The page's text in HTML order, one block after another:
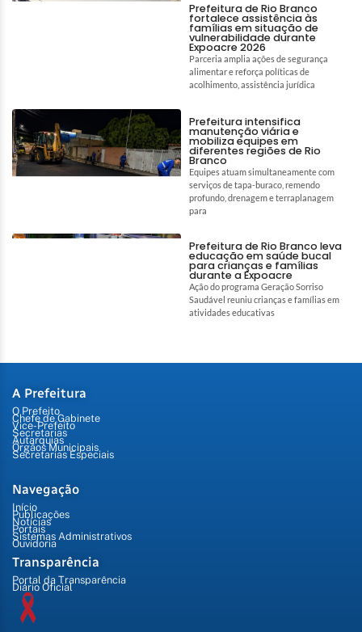
Prefeitura de Rio Branco
fortalece assistência às
famílias em situação de
vulnerabilidade durante
Expoacre 2026
Parceria amplia ações de segurança
alimentar e reforça políticas de
acolhimento, assistência jurídica
Prefeitura intensifica
manutenção viária e
mobiliza equipes em
diferentes regiões de Rio
Branco
Equipes atuam simultaneamente com
serviços de tapa-buraco, remendo
profundo, drenagem e terraplanagem
para
Prefeitura de Rio Branco leva
educação em saúde bucal
para crianças e famílias
durante a Expoacre
Ação do programa Geração Sorriso
Saudável reuniu crianças e famílias em
atividades educativas
A Prefeitura
O Prefeito
Chefe de Gabinete
Vice-Prefeito
Secretarias
Autarquias
Órgãos Municipais
Secretarias Especiais
Navegação
Início
Publicações
Notícias
Portais
Sistemas Administrativos
Ouvidoria
Transparência
Portal da Transparência
Diário Oficial